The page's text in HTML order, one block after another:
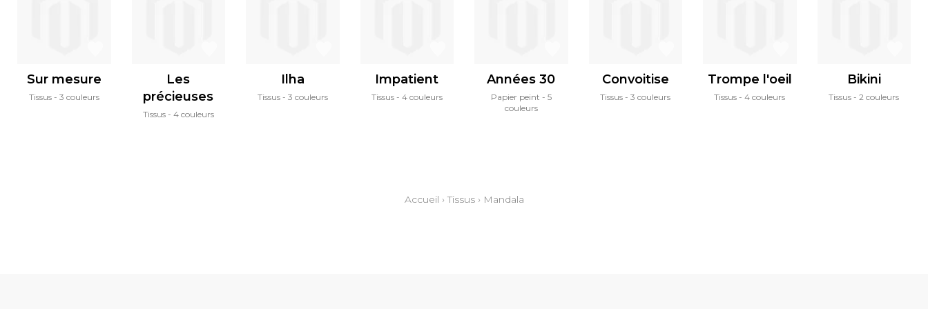
Sur mesure
Tissus 3 couleurs
Les
précieuses
Tissus 4 couleurs
Ilha
Tissus 3 couleurs
Impatient
Tissus 4 couleurs
Années 30
Papier peint
5
couleurs
Convoitise
Tissus 3 couleurs
Trompe l'oeil
Tissus 4 couleurs
Bikini
Tissus 2 couleurs
Accueil ›Tissus› Mandala